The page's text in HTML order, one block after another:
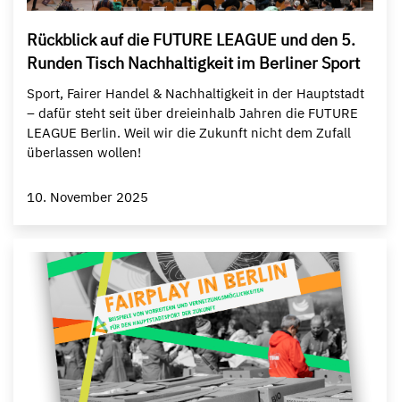
Rückblick auf die FUTURE LEAGUE und den 5.
Runden Tisch Nachhaltigkeit im Berliner Sport
Sport, Fairer Handel & Nachhaltigkeit in der Hauptstadt
– dafür steht seit über dreieinhalb Jahren die FUTURE
LEAGUE Berlin. Weil wir die Zukunft nicht dem Zufall
überlassen wollen!
10. November 2025